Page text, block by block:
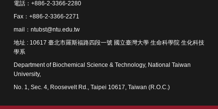
電話：+886-2-3366-2280
Fax：+886-2-3366-2271
mail：ntubst@ntu.edu.tw
地址 : 10617 臺北市羅斯福路四段一號 國立臺灣大學 生命科學院 生化科技
學系
Department of Biochemical Science & Technology, National Taiwan
University,
No. 1, Sec. 4, Roosevelt Rd., Taipei 10617, Taiwan (R.O.C.)